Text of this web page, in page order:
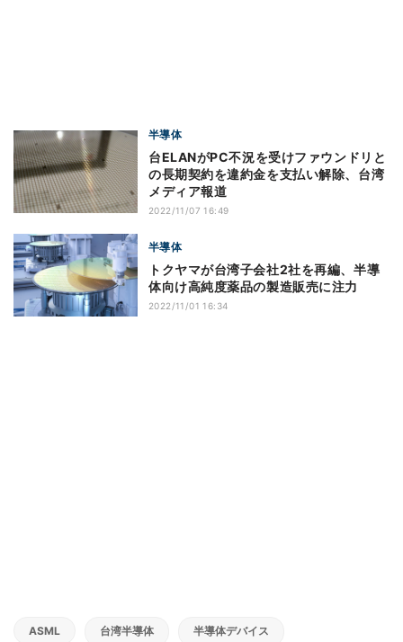
半導体
台ELANがPC不況を受けファウンドリと
の長期契約を違約金を支払い解除、台湾
メディア報道
2022/11/07 16:49
半導体
トクヤマが台湾子会社2社を再編、半導
体向け高純度薬品の製造販売に注力
2022/11/01 16:34
ASML 台湾半導体 半導体デバイス